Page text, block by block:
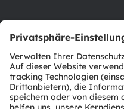
Produkt Selektor
Download Center
Tools
Kundenanfragen
Technischer Support